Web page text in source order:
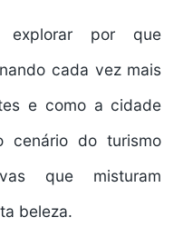
explorar por que
cada vez mais
e como a cidade
cenário do turismo
que misturam
beleza.